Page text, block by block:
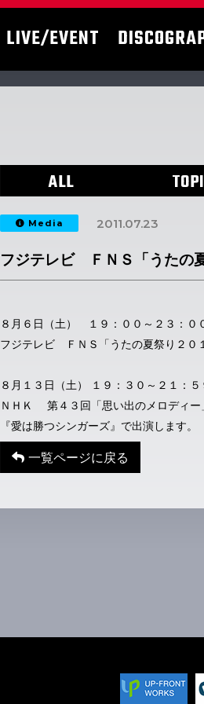
LIVE/EVENT
ALL
Media 2011.07.23
フジテレビ ＦＮＳ「うたの
８月６日（土） １９：００～２３：
フジテレビ ＦＮＳ「うたの夏祭り２０
８月１３日（土） １９：３０～２１：
ＮＨＫ 第４３回「思い出のメロディー
『愛は勝つシンガーズ』で出演します。
一覧ページに戻る